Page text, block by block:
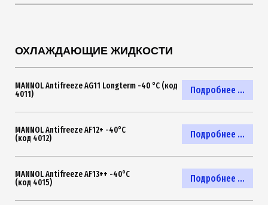
ОХЛАЖДАЮЩИЕ ЖИДКОСТИ
Подробнее ...
MANNOL Antifreeze AG11 Longterm -40 °C (код
4011)
Подробнее ...
MANNOL Antifreeze AF12+ -40°C
(код 4012)
Подробнее ...
MANNOL Antifreeze AF13++ -40°C
(код 4015)